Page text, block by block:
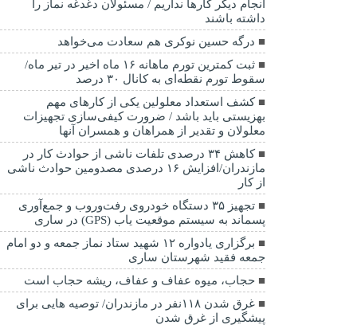
انجام دیگر کارها نداریم / مسئولان دغدغه نماز را
داشته باشند
درگه حسین نوکری هم سعادت می‌خواهد
ثبت کمترین تورم ماهانه ۱۶ ماه اخیر در تیر ماه/
سقوط تورم نقطه‌ای به کانال ۳۰ درصد
کشف استعداد معلولین یکی از کارهای مهم
بهزیستی باید باشد / ضرورت کیفی‌سازی تجهیزات
معلولان و تقدیر از همراهان و همسران آنها
کاهش ۳۴ درصدی تلفات ناشی از حوادث كار در
مازندران/افزایش ۱۶ درصدی مصدومین حوادث ناشی
از کار
تجهیز ۳۵ دستگاه خودروی رفت‌وروب و جمع‌آوری
پسماند به سیستم موقعیت یاب (GPS) در ساری
برگزاری یادواره ۱۲ شهید ستاد نماز جمعه و دو امام
جمعه فقید شهرستان ساری
حجاب، میوه عفاف و عفاف، ریشه حجاب است
غرق شدن ۱۱۸نفر در مازندران/ توصيه هايی برای
پيشگيری از غرق شدن